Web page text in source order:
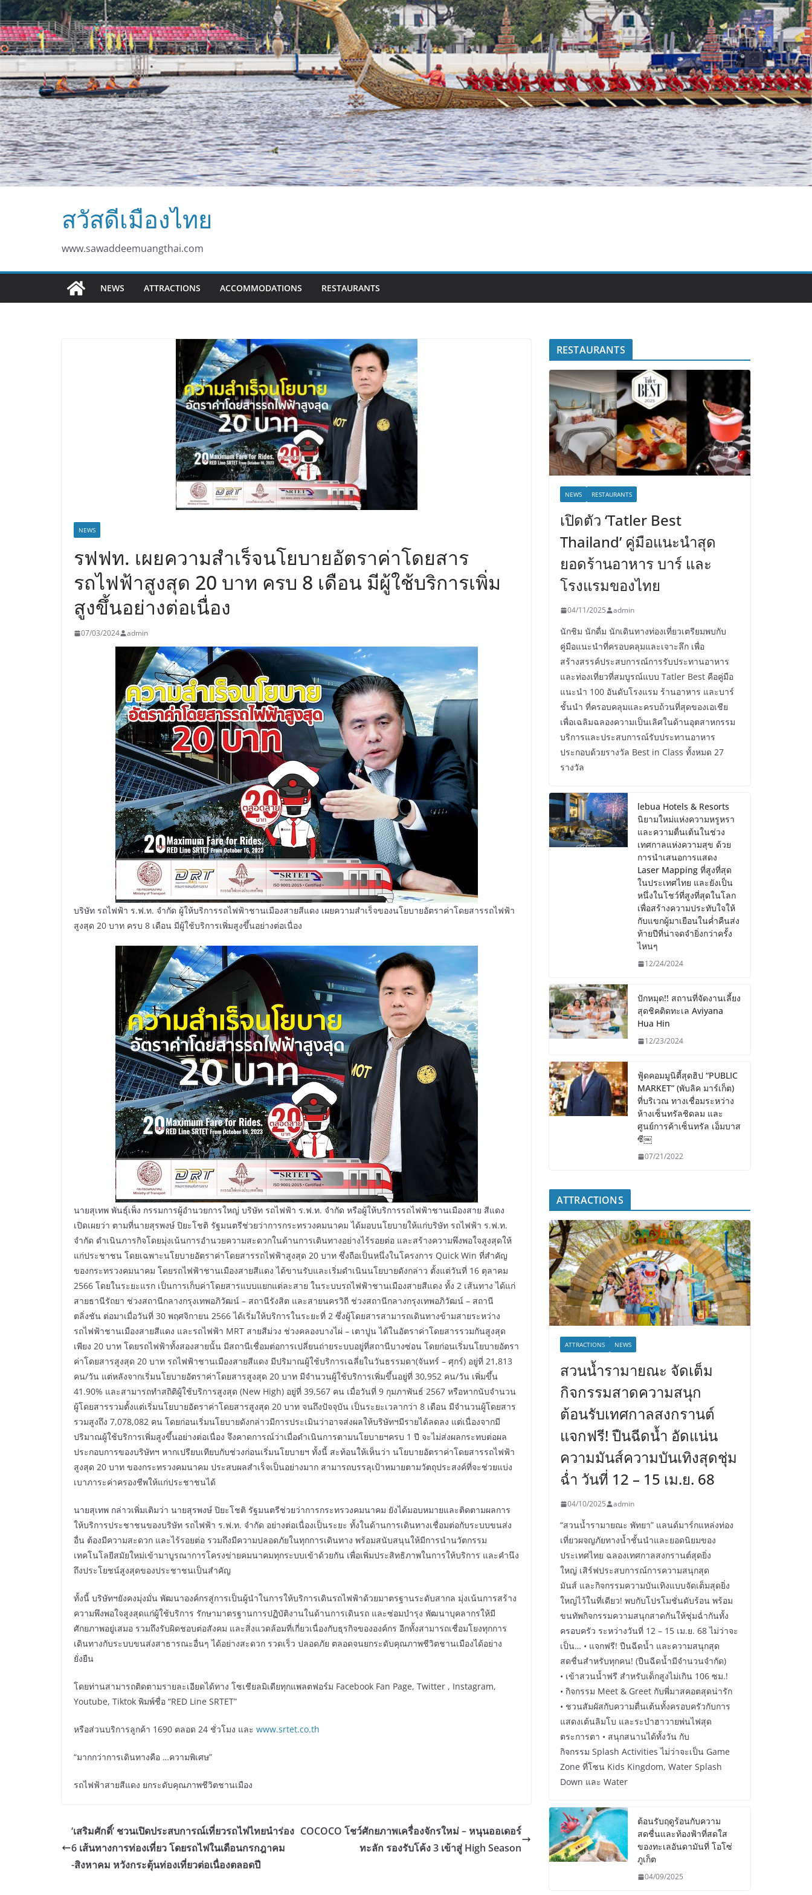
สวัสดีเมืองไทย
www.sawaddeemuangthai.com
NEWS ATTRACTIONS ACCOMMODATIONS RESTAURANTS
NEWS
รฟฟท. เผยความสำเร็จนโยบายอัตราค่าโดยสาร
รถไฟฟ้าสูงสุด 20 บาท ครบ 8 เดือน มีผู้ใช้บริการเพิ่ม
สูงขึ้นอย่างต่อเนื่อง
07/03/2024 admin
บริษัท รถไฟฟ้า ร.ฟ.ท. จำกัด ผู้ให้บริการรถไฟฟ้าชานเมืองสายสีแดง เผยความสำเร็จของนโยบายอัตราค่าโดยสารรถไฟฟ้า
สูงสุด 20 บาท ครบ 8 เดือน มีผู้ใช้บริการเพิ่มสูงขึ้นอย่างต่อเนื่อง
นายสุเทพ พันธุ์เพ็ง กรรมการผู้อำนวยการใหญ่ บริษัท รถไฟฟ้า ร.ฟ.ท. จำกัด หรือผู้ให้บริการรถไฟฟ้าชานเมืองสาย สีแดง
เปิดเผยว่า ตามที่นายสุรพงษ์ ปิยะโชติ รัฐมนตรีช่วยว่าการกระทรวงคมนาคม ได้มอบนโยบายให้แก่บริษัท รถไฟฟ้า ร.ฟ.ท.
จำกัด ดำเนินภารกิจโดยมุ่งเน้นการอำนวยความสะดวกในด้านการเดินทางอย่างไร้รอยต่อ และสร้างความพึงพอใจสูงสุดให้
แก่ประชาชน โดยเฉพาะนโยบายอัตราค่าโดยสารรถไฟฟ้าสูงสุด 20 บาท ซึ่งถือเป็นหนึ่งในโครงการ Quick Win ที่สำคัญ
ของกระทรวงคมนาคม โดยรถไฟฟ้าชานเมืองสายสีแดง ได้ขานรับและเริ่มดำเนินนโยบายดังกล่าว ตั้งแต่วันที่ 16 ตุลาคม
2566 โดยในระยะแรก เป็นการเก็บค่าโดยสารแบบแยกแต่ละสาย ในระบบรถไฟฟ้าชานเมืองสายสีแดง ทั้ง 2 เส้นทาง ได้แก่
สายธานีรัถยา ช่วงสถานีกลางกรุงเทพอภิวัฒน์ – สถานีรังสิต และสายนครวิถี ช่วงสถานีกลางกรุงเทพอภิวัฒน์ – สถานี
ตลิ่งชัน ต่อมาเมื่อวันที่ 30 พฤศจิกายน 2566 ได้เริ่มให้บริการในระยะที่ 2 ซึ่งผู้โดยสารสามารถเดินทางข้ามสายระหว่าง
รถไฟฟ้าชานเมืองสายสีแดง และรถไฟฟ้า MRT สายสีม่วง ช่วงคลองบางไผ่ – เตาปูน ได้ในอัตราค่าโดยสารรวมกันสูงสุด
เพียง 20 บาท โดยรถไฟฟ้าทั้งสองสายนั้น มีสถานีเชื่อมต่อการเปลี่ยนถ่ายระบบอยู่ที่สถานีบางซ่อน โดยก่อนเริ่มนโยบายอัตรา
ค่าโดยสารสูงสุด 20 บาท รถไฟฟ้าชานเมืองสายสีแดง มีปริมาณผู้ใช้บริการเฉลี่ยในวันธรรมดา(จันทร์ – ศุกร์) อยู่ที่ 21,813
คน/วัน แต่หลังจากเริ่มนโยบายอัตราค่าโดยสารสูงสุด 20 บาท มีจำนวนผู้ใช้บริการเพิ่มขึ้นอยู่ที่ 30,952 คน/วัน เพิ่มขึ้น
41.90% และสามารถทำสถิติผู้ใช้บริการสูงสุด (New High) อยู่ที่ 39,567 คน เมื่อวันที่ 9 กุมภาพันธ์ 2567 หรือหากนับจำนวน
ผู้โดยสารรวมตั้งแต่เริ่มนโยบายอัตราค่าโดยสารสูงสุด 20 บาท จนถึงปัจจุบัน เป็นระยะเวลากว่า 8 เดือน มีจำนวนผู้โดยสาร
รวมสูงถึง 7,078,082 คน โดยก่อนเริ่มนโยบายดังกล่าวมีการประเมินว่าอาจส่งผลให้บริษัทฯมีรายได้ลดลง แต่เนื่องจากมี
ปริมาณผู้ใช้บริการเพิ่มสูงขึ้นอย่างต่อเนื่อง จึงคาดการณ์ว่าเมื่อดำเนินการตามนโยบายฯครบ 1 ปี จะไม่ส่งผลกระทบต่อผล
ประกอบการของบริษัทฯ หากเปรียบเทียบกับช่วงก่อนเริ่มนโยบายฯ ทั้งนี้ สะท้อนให้เห็นว่า นโยบายอัตราค่าโดยสารรถไฟฟ้า
สูงสุด 20 บาท ของกระทรวงคมนาคม ประสบผลสำเร็จเป็นอย่างมาก สามารถบรรลุเป้าหมายตามวัตถุประสงค์ที่จะช่วยแบ่ง
เบาภาระค่าครองชีพให้แก่ประชาชนได้
นายสุเทพ กล่าวเพิ่มเติมว่า นายสุรพงษ์ ปิยะโชติ รัฐมนตรีช่วยว่าการกระทรวงคมนาคม ยังได้มอบหมายและติดตามผลการ
ให้บริการประชาชนของบริษัท รถไฟฟ้า ร.ฟ.ท. จำกัด อย่างต่อเนื่องเป็นระยะ ทั้งในด้านการเดินทางเชื่อมต่อกับระบบขนส่ง
อื่น ต้องมีความสะดวก และไร้รอยต่อ รวมถึงมีความปลอดภัยในทุกการเดินทาง พร้อมสนับสนุนให้มีการนำนวัตกรรม
เทคโนโลยีสมัยใหม่เข้ามาบูรณาการโครงข่ายคมนาคมทุกระบบเข้าด้วยกัน เพื่อเพิ่มประสิทธิภาพในการให้บริการ และคำนึง
ถึงประโยชน์สูงสุดของประชาชนเป็นสำคัญ
ทั้งนี้ บริษัทฯยังคงมุ่งมั่น พัฒนาองค์กรสู่การเป็นผู้นำในการให้บริการเดินรถไฟฟ้าด้วยมาตรฐานระดับสากล มุ่งเน้นการสร้าง
ความพึงพอใจสูงสุดแก่ผู้ใช้บริการ รักษามาตรฐานการปฏิบัติงานในด้านการเดินรถ และซ่อมบำรุง พัฒนาบุคลากรให้มี
ศักยภาพอยู่เสมอ รวมถึงรับผิดชอบต่อสังคม และสิ่งแวดล้อมที่เกี่ยวเนื่องกับธุรกิจขององค์กร อีกทั้งสามารถเชื่อมโยงทุกการ
เดินทางกับระบบขนส่งสาธารณะอื่นๆ ได้อย่างสะดวก รวดเร็ว ปลอดภัย ตลอดจนยกระดับคุณภาพชีวิตชานเมืองได้อย่าง
ยั่งยืน
โดยท่านสามารถติดตามรายละเอียดได้ทาง โซเชียลมิเดียทุกแพลตฟอร์ม Facebook Fan Page, Twitter , Instagram,
Youtube, Tiktok พิมพ์ชื่อ “RED Line SRTET”
หรือส่วนบริการลูกค้า 1690 ตลอด 24 ชั่วโมง และ www.srtet.co.th
“มากกว่าการเดินทางคือ …ความพิเศษ”
รถไฟฟ้าสายสีแดง ยกระดับคุณภาพชีวิตชานเมือง
‘เสริมศักดิ์’ ชวนเปิดประสบการณ์เที่ยวรถไฟไทยนำร่อง
6 เส้นทางการท่องเที่ยว โดยรถไฟในเดือนกรกฎาคม
-สิงหาคม หวังกระตุ้นท่องเที่ยวต่อเนื่องตลอดปี
COCOCO โชว์ศักยภาพเครื่องจักรใหม่ – หนุนออเดอร์
ทะลัก รองรับโค้ง 3 เข้าสู่ High Season
RESTAURANTS
NEWS RESTAURANTS
เปิดตัว ‘Tatler Best
Thailand’ คู่มือแนะนำสุด
ยอดร้านอาหาร บาร์ และ
โรงแรมของไทย
04/11/2025 admin
นักชิม นักดื่ม นักเดินทางท่องเที่ยวเตรียมพบกับ
คู่มือแนะนำที่ครอบคลุมและเจาะลึก เพื่อ
สร้างสรรค์ประสบการณ์การรับประทานอาหาร
และท่องเที่ยวที่สมบูรณ์แบบ Tatler Best คือคู่มือ
แนะนำ 100 อันดับโรงแรม ร้านอาหาร และบาร์
ชั้นนำ ที่ครอบคลุมและครบถ้วนที่สุดของเอเชีย
เพื่อเฉลิมฉลองความเป็นเลิศในด้านอุตสาหกรรม
บริการและประสบการณ์รับประทานอาหาร
ประกอบด้วยรางวัล Best in Class ทั้งหมด 27
รางวัล
lebua Hotels & Resorts
นิยามใหม่แห่งความหรูหรา
และความตื่นเต้นในช่วง
เทศกาลแห่งความสุข ด้วย
การนำเสนอการแสดง
Laser Mapping ที่สูงที่สุด
ในประเทศไทย และยังเป็น
หนึ่งในโชว์ที่สูงที่สุดในโลก
เพื่อสร้างความประทับใจให้
กับแขกผู้มาเยือนในค่ำคืนส่ง
ท้ายปีที่น่าจดจำยิ่งกว่าครั้ง
ไหนๆ
12/24/2024
ปักหมุด!! สถานที่จัดงานเลี้ยง
สุดชิคติดทะเล Aviyana
Hua Hin
12/23/2024
ฟู้ดคอมมูนิตี้สุดฮิป “PUBLIC
MARKET” (พับลิค มาร์เก็ต)
ที่บริเวณ ทางเชื่อมระหว่าง
ห้างเซ็นทรัลชิดลม และ
ศูนย์การค้าเซ็นทรัล เอ็มบาส
ซี￼
07/21/2022
ATTRACTIONS
ATTRACTIONS NEWS
สวนน้ำรามายณะ จัดเต็ม
กิจกรรมสาดความสนุก
ต้อนรับเทศกาลสงกรานต์
แจกฟรี! ปืนฉีดน้ำ อัดแน่น
ความมันส์ความบันเทิงสุดชุ่ม
ฉ่ำ วันที่ 12 – 15 เม.ย. 68
04/10/2025 admin
“สวนน้ำรามายณะ พัทยา” แลนด์มาร์กแหล่งท่อง
เที่ยวผจญภัยทางน้ำชั้นนำและยอดนิยมของ
ประเทศไทย ฉลองเทศกาลสงกรานต์สุดยิ่ง
ใหญ่ เสิร์ฟประสบการณ์การความสนุกสุด
มันส์ และกิจกรรมความบันเทิงแบบจัดเต็มสุดยิ่ง
ใหญ่ไว้ในที่เดียว! พบกับโปรโมชั่นดับร้อน พร้อม
ขนทัพกิจกรรมความสนุกสาดกันให้ชุ่มฉ่ำกันทั้ง
ครอบครัว ระหว่างวันที่ 12 – 15 เม.ย. 68 ไม่ว่าจะ
เป็น… • แจกฟรี! ปืนฉีดน้ำ และความสนุกสุด
สดชื่นสำหรับทุกคน! (ปืนฉีดน้ำมีจำนวนจำกัด)
• เข้าสวนน้ำฟรี สำหรับเด็กสูงไม่เกิน 106 ซม.!
• กิจกรรม Meet & Greet กับพี่มาสคอตสุดน่ารัก
• ชวนสัมผัสกับความตื่นเต้นทั้งครอบครัวกับการ
แสดงเต้นลิมโบ และระบำฮาวายพ่นไฟสุด
ตระการตา • สนุกสนานได้ทั้งวัน กับ
กิจกรรม Splash Activities ไม่ว่าจะเป็น Game
Zone ที่โซน Kids Kingdom, Water Splash
Down และ Water
ต้อนรับฤดูร้อนกับความ
สดชื่นและท้องฟ้าที่สดใส
ของทะเลอันดามันที่ โอโซ่
ภูเก็ต
04/09/2025